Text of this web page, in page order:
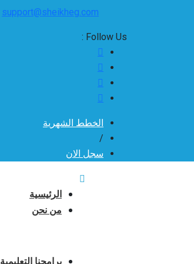
support@sheikheg.com
Follow Us :
الخطط الشهرية
/
سجل الان
الرئيسية
من نحن
برامجنا التعليمية